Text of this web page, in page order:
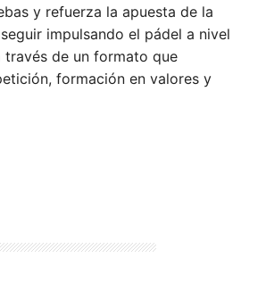
y refuerza la apuesta de la
impulsando el pádel a nivel
través de un formato que
formación en valores y